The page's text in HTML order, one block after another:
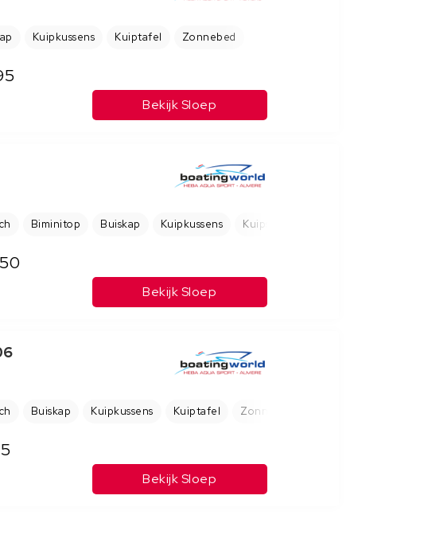
Kuipkussens Kuiptafel Zonnebed
Bekijk Sloep
Biminitop Buiskap Kuipkussens Kuipspeakers
Bekijk Sloep
Buiskap Kuipkussens Kuiptafel Zonnebed
Bekijk Sloep